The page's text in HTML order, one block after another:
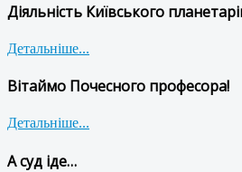
Діяльність Київського
Детальніше...
Вітаймо Почесного професора!
Детальніше...
А суд іде…